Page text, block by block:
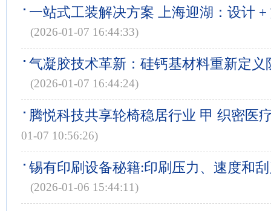
一站式工装解决方案 上海迎湖：设计
(2026-01-07 16:44:33)
气凝胶技术革新：硅钙基材料重新定义
(2026-01-07 16:44:24)
腾悦科技共享轮椅稳居行业 甲 织密医
01-07 10:56:26)
锡有印刷设备秘籍:印刷压力、速度和
(2026-01-06 15:44:11)